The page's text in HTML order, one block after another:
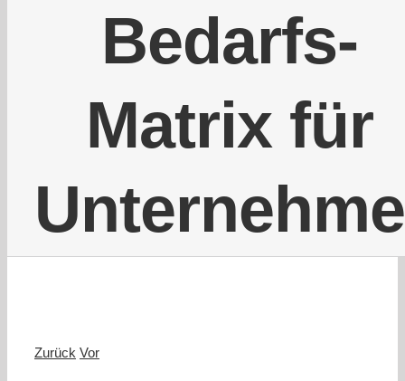
Bedarfs-
Matrix für
Zurück Vor